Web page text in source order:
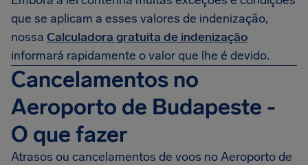
que se aplicam a esses valores de indenização,
nossa Calculadora gratuita de indenização
informará rapidamente o valor que lhe é devido.
Cancelamentos no
Aeroporto de Budapeste -
O que fazer
Atrasos ou cancelamentos de voos no Aeroporto de